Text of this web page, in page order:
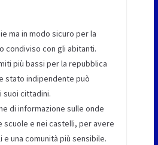
ma in modo sicuro per la
condiviso con gli abitanti.
più bassi per la repubblica
stato indipendente può
suoi cittadini.
di informazione sulle onde
e nei castelli, per avere
una comunità più sensibile.